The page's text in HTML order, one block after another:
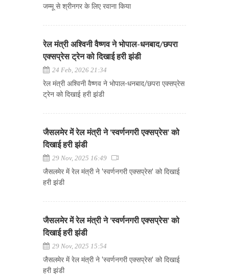
जम्मू से श्रीनगर के लिए रवाना किया
रेल मंत्री अश्विनी वैष्णव ने भोपाल-धनबाद/छपरा
एक्सप्रेस ट्रेन को दिखाई हरी झंडी
24 Feb, 2026 21:34
रेल मंत्री अश्विनी वैष्णव ने भोपाल-धनबाद/छपरा एक्सप्रेस
ट्रेन को दिखाई हरी झंडी
जैसलमेर में रेल मंत्री ने 'स्वर्णनगरी एक्सप्रेस' को
दिखाई हरी झंडी
29 Nov, 2025 16:49
जैसलमेर में रेल मंत्री ने 'स्वर्णनगरी एक्सप्रेस' को दिखाई
हरी झंडी
जैसलमेर में रेल मंत्री ने 'स्वर्णनगरी एक्सप्रेस' को
दिखाई हरी झंडी
29 Nov, 2025 15:54
जैसलमेर में रेल मंत्री ने 'स्वर्णनगरी एक्सप्रेस' को दिखाई
हरी झंडी